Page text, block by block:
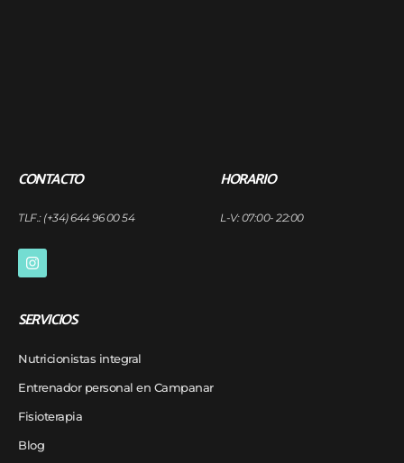
CONTACTO
TLF.: (+34) 644 96 00 54
HORARIO
L-V: 07:00- 22:00
SERVICIOS
Nutricionistas integral
Entrenador personal en Campanar
Fisioterapia
Blog